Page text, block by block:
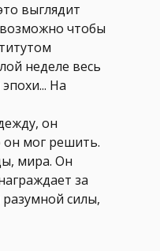
выглядит
чтобы
неделе весь
На
он
он мог решить.
мира. Он
за
силы,